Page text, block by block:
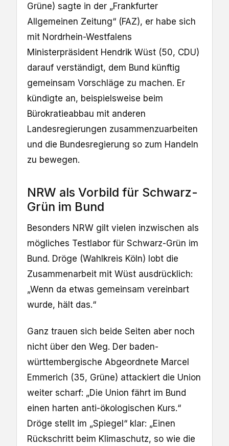
Grüne) sagte in der „Frankfurter
Allgemeinen Zeitung“ (FAZ), er habe sich
mit Nordrhein-Westfalens
Ministerpräsident Hendrik Wüst (50, CDU)
darauf verständigt, dem Bund künftig
gemeinsam Vorschläge zu machen. Er
kündigte an, beispielsweise beim
Bürokratieabbau mit anderen
Landesregierungen zusammenzuarbeiten
und die Bundesregierung so zum Handeln
zu bewegen.
NRW als Vorbild für Schwarz-
Grün im Bund
Besonders NRW gilt vielen inzwischen als
mögliches Testlabor für Schwarz-Grün im
Bund. Dröge (Wahlkreis Köln) lobt die
Zusammenarbeit mit Wüst ausdrücklich:
„Wenn da etwas gemeinsam vereinbart
wurde, hält das.“
Ganz trauen sich beide Seiten aber noch
nicht über den Weg. Der baden-
württembergische Abgeordnete Marcel
Emmerich (35, Grüne) attackiert die Union
weiter scharf: „Die Union fährt im Bund
einen harten anti-ökologischen Kurs.“
Dröge stellt im „Spiegel“ klar: „Einen
Rückschritt beim Klimaschutz, so wie die